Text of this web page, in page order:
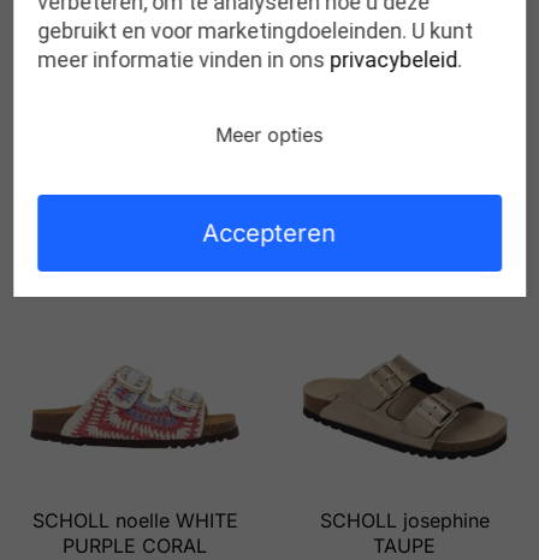
€130,00
SCHOLL noelle raffia
€95,00
SCHOLL noelle WHITE
PURPLE CORAL
SCHOLL josephine
TAUPE
gebruikt en voor marketingdoeleinden. U kunt
meer informatie vinden in ons privacybeleid.
Meer opties
Accepteren